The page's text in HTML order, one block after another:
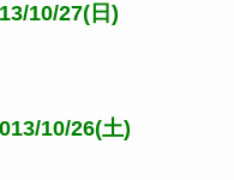
10/27(日)
10/26(土)